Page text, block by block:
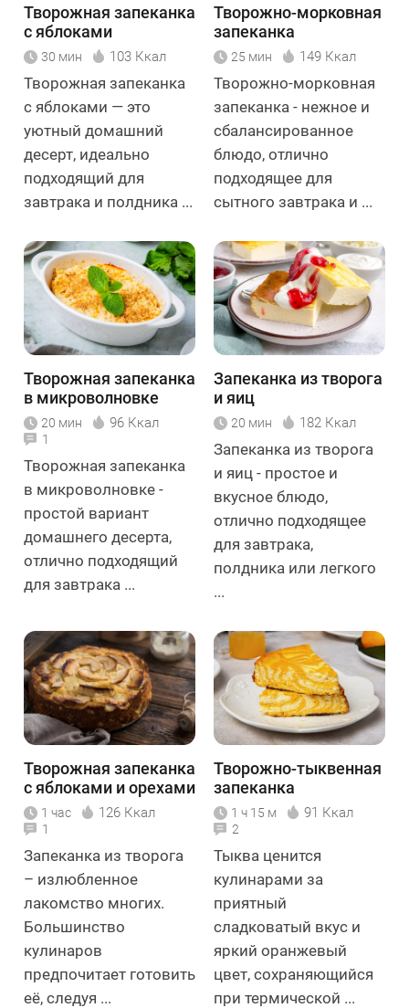
Творожная запеканка
с яблоками
30 мин 103 Ккал
Творожная запеканка
с яблоками — это
уютный домашний
десерт, идеально
подходящий для
завтрака и полдника ...
Творожно-морковная
запеканка
25 мин 149 Ккал
Творожно-морковная
запеканка - нежное и
сбалансированное
блюдо, отлично
подходящее для
сытного завтрака и ...
Творожная запеканка
в микроволновке
20 мин 96 Ккал
1
Творожная запеканка
в микроволновке -
простой вариант
домашнего десерта,
отлично подходящий
для завтрака ...
Запеканка из творога
и яиц
20 мин 182 Ккал
Запеканка из творога
и яиц - простое и
вкусное блюдо,
отлично подходящее
для завтрака,
полдника или легкого
...
Творожная запеканка
с яблоками и орехами
1 час 126 Ккал
1
Запеканка из творога
– излюбленное
лакомство многих.
Большинство
кулинаров
предпочитает готовить
её, следуя ...
Творожно-тыквенная
запеканка
1 ч 15 м 91 Ккал
2
Тыква ценится
кулинарами за
приятный
сладковатый вкус и
яркий оранжевый
цвет, сохраняющийся
при термической ...